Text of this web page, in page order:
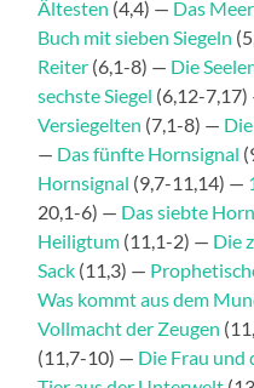
Ältesten (4,4) — Das
Buch mit sieben Siegeln
Reiter (6,1-8) — Die
sechste Siegel (6,12-
Versiegelten (7,1-8) —
— Das fünfte Hornsignal
Hornsignal (9,7-11,14) —
20,1-6) — Das siebte
Heiligtum (11,1-2) — Die
Sack (11,3) —
Was kommt aus dem
Vollmacht der Zeugen
(11,7-10) — Die Frau und